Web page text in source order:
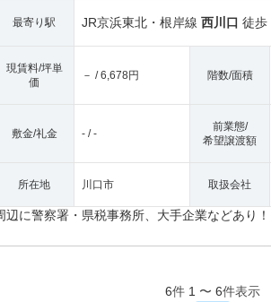
最寄り駅 JR京浜東北・根岸線 西川口 徒歩
現賃料/坪単
価
－ / 6,678円 階数/面積
敷金/礼金 - / -
前業態/
希望譲渡額
所在地 川口市 取扱会社
辺に警察署・県税事務所、大手企業などあり！
6件 1 〜 6件表示